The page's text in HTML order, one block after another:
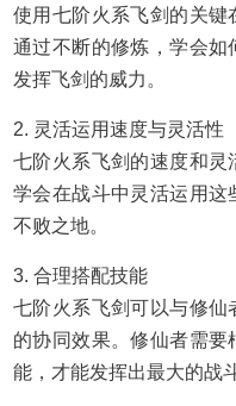
使用七阶火系飞剑的关
通过不断的修炼，学会如
发挥飞剑的威力。
2. 灵活运用速度与灵活性
七阶火系飞剑的速度和
学会在战斗中灵活运用
不败之地。
3. 合理搭配技能
七阶火系飞剑可以与修仙
的协同效果。修仙者需
能，才能发挥出最大的战